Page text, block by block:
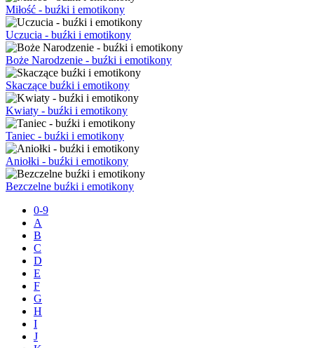
Miłość - buźki i emotikony
Uczucia - buźki i emotikony
Boże Narodzenie - buźki i emotikony
Skaczące buźki i emotikony
Kwiaty - buźki i emotikony
Taniec - buźki i emotikony
Aniołki - buźki i emotikony
Bezczelne buźki i emotikony
0-9
A
B
C
D
E
F
G
H
I
J